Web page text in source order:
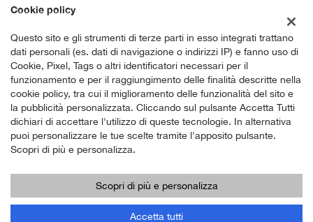
Dati fiscali:
Via Aurelia Km 67,580, Civitavecchia (RM)
C.F/P.IVA:12659191006
Registro delle imprese: RM
Copyright © 2026 GestionaleAuto.com S.r.l., Tutti i diritti riservati -
Leggi l'informativa sulla privacy-Cookie Policy
GestionaleAuto.com
Cookie policy
Questo sito e gli strumenti di terze parti in esso integrati trattano
dati personali (es. dati di navigazione o indirizzi IP) e fanno uso di
Cookie, Pixel, Tags o altri identificatori necessari per il
funzionamento e per il raggiungimento delle finalità descritte nella
cookie policy, tra cui il miglioramento delle funzionalità del sito e
la pubblicità personalizzata. Cliccando sul pulsante Accetta Tutti
dichiari di accettare l'utilizzo di queste tecnologie. In alternativa
puoi personalizzare le tue scelte tramite l'apposito pulsante.
Scopri di più e personalizza.
Scopri di più e personalizza
Accetta tutti